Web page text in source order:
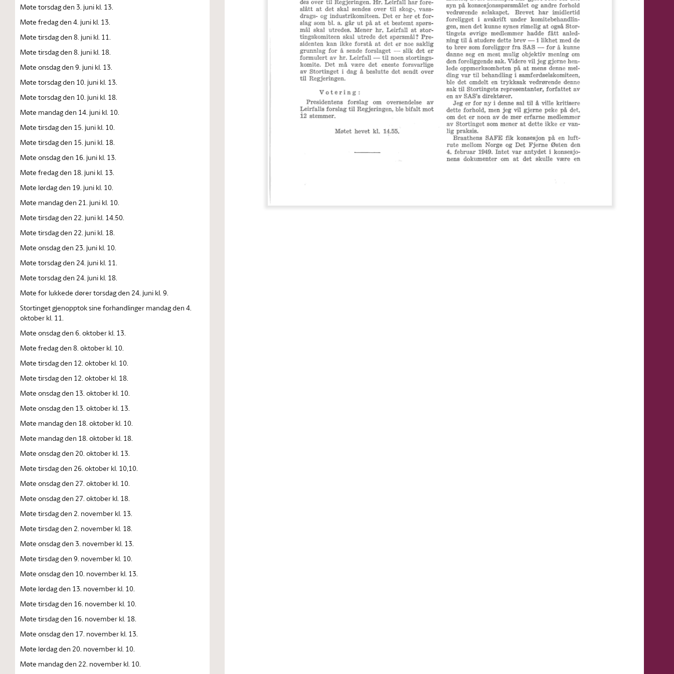
Møte torsdag den 3. juni kl. 13.
Møte fredag den 4. juni kl. 13.
Møte tirsdag den 8. juni kl. 11.
Møte tirsdag den 8. juni kl. 18.
Møte onsdag den 9. juni kl. 13.
Møte torsdag den 10. juni kl. 13.
Møte torsdag den 10. juni kl. 18.
Møte mandag den 14. juni kl. 10.
Møte tirsdag den 15. juni kl. 10.
Møte tirsdag den 15. juni kl. 18.
Møte onsdag den 16. juni kl. 13.
Møte fredag den 18. juni kl. 13.
Møte lørdag den 19. juni kl. 10.
Møte mandag den 21. juni kl. 10.
Møte tirsdag den 22. juni kl. 14.50.
Møte tirsdag den 22. juni kl. 18.
Møte onsdag den 23. juni kl. 10.
Møte torsdag den 24. juni kl. 11.
Møte torsdag den 24. juni kl. 18.
Møte for lukkede dører torsdag den 24. juni kl. 9.
Stortinget gjenopptok sine forhandlinger mandag den 4.
oktober kl. 11.
Møte onsdag den 6. oktober kl. 13.
Møte fredag den 8. oktober kl. 10.
Møte tirsdag den 12. oktober kl. 10.
Møte tirsdag den 12. oktober kl. 18.
Møte onsdag den 13. oktober kl. 10.
Møte onsdag den 13. oktober kl. 13.
Møte mandag den 18. oktober kl. 10.
Møte mandag den 18. oktober kl. 18.
Møte onsdag den 20. oktober kl. 13.
Møte tirsdag den 26. oktober kl. 10,10.
Møte onsdag den 27. oktober kl. 10.
Møte onsdag den 27. oktober kl. 18.
Møte tirsdag den 2. november kl. 13.
Møte tirsdag den 2. november kl. 18.
Møte onsdag den 3. november kl. 13.
Møte tirsdag den 9. november kl. 10.
Møte onsdag den 10. november kl. 13.
Møte lørdag den 13. november kl. 10.
Møte tirsdag den 16. november kl. 10.
Møte tirsdag den 16. november kl. 18.
Møte onsdag den 17. november kl. 13.
Møte lørdag den 20. november kl. 10.
Møte mandag den 22. november kl. 10.